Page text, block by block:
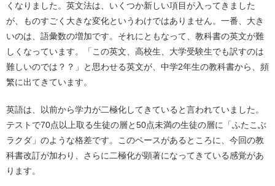
くなりました。英文法は、いくつか新しい項目が入ってきました
が、ものすごく大きな変化というわけではありません。一番、大き
いのは、語彙数の増加です。それにともなって、教科書の英文が難
しくなっています。「この英文、高校生、大学受験生でも訳すのは
難しいのでは？？」と思わせる英文が、中学2年生の教科書から、頻
繁に出てきています。
英語は、以前から学力が二極化してきていると言われていました。
テストで70点以上取る生徒の層と50点未満の生徒の層に「ふたこぶ
ラクダ」のような格差です。このベースがあるところに、今回の教
科書改訂が加わり、さらに二極化が顕著になってきている感覚があ
ります。